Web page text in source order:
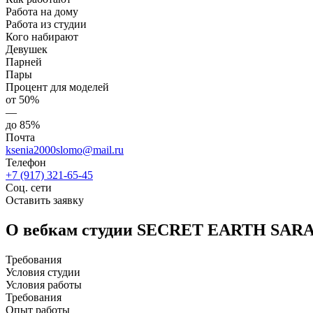
Работа на дому
Работа из студии
Кого набирают
Девушек
Парней
Пары
Процент для моделей
от 50%
—
до 85%
Почта
ksenia2000slomo@mail.ru
Телефон
+7 (917) 321-65-45
Соц. сети
Оставить заявку
О вебкам студии SECRET EARTH
Требования
Условия студии
Условия работы
Требования
Опыт работы